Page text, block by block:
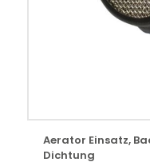
Aerator Einsatz,
Dichtung